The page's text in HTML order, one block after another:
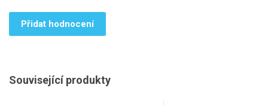
Přidat hodnocení
Související produkty